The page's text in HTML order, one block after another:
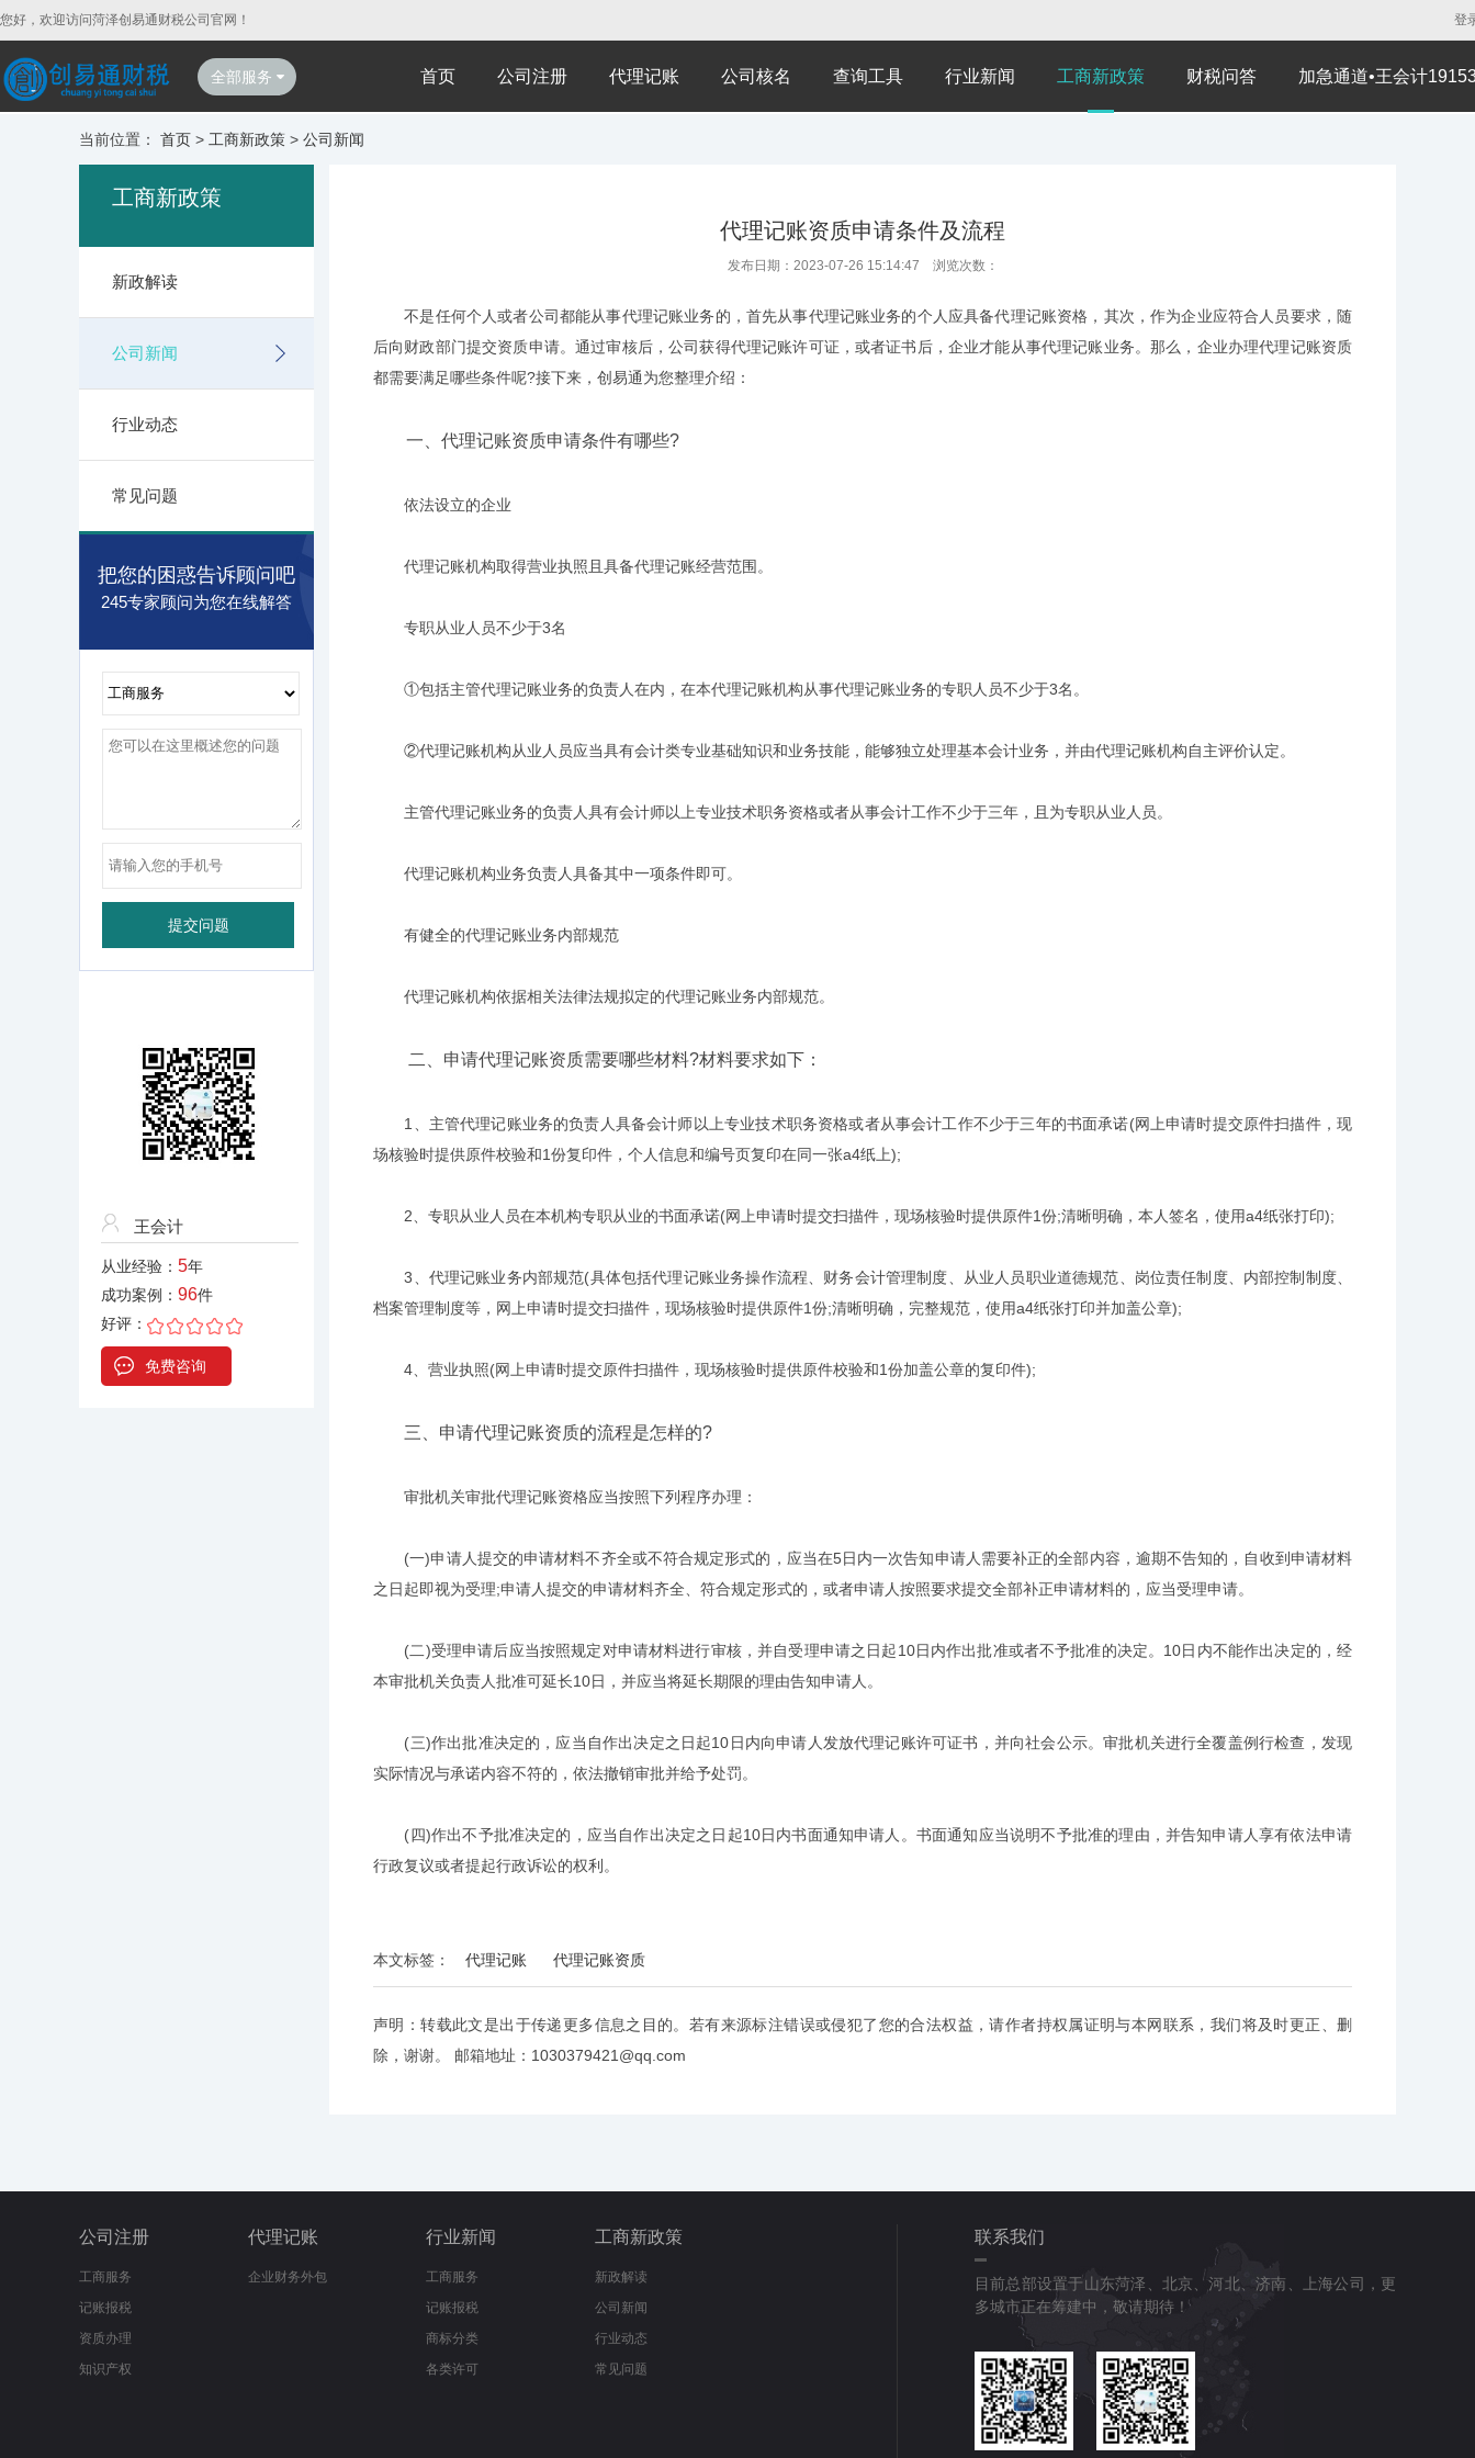
您好，欢迎访问菏泽创易通财税公司官网！ 登
全部服务 首页 公司注册 代理记账 公司核名 查询工具 行业新闻 工商新政策 财税问答 加急通道•王会计
当前位置： 首页 > 工商新政策 > 公司新闻
工商新政策
新政解读
公司新闻
行业动态
常见问题
把您的困惑告诉顾问吧
245专家顾问为您在线解答
王会计
从业经验： 5年
成功案例： 96件
好评：
免费咨询
代理记账资质申请条件及流程
发布日期：2023-07-26 15:14:47 浏览次数：
不是任何个人或者公司都能从事代理记账业务的，首先从事代理记账业务的个人应具备代理记账资格，其次，作为企业应符合人员要求，随
后向财政部门提交资质申请。通过审核后，公司获得代理记账许可证，或者证书后，企业才能从事代理记账业务。那么，企业办理代理记账资质
都需要满足哪些条件呢?接下来，创易通为您整理介绍：
一、代理记账资质申请条件有哪些?
依法设立的企业
代理记账机构取得营业执照且具备代理记账经营范围。
专职从业人员不少于3名
①包括主管代理记账业务的负责人在内，在本代理记账机构从事代理记账业务的专职人员不少于3名。
②代理记账机构从业人员应当具有会计类专业基础知识和业务技能，能够独立处理基本会计业务，并由代理记账机构自主评价认定。
主管代理记账业务的负责人具有会计师以上专业技术职务资格或者从事会计工作不少于三年，且为专职从业人员。
代理记账机构业务负责人具备其中一项条件即可。
有健全的代理记账业务内部规范
代理记账机构依据相关法律法规拟定的代理记账业务内部规范。
二、申请代理记账资质需要哪些材料?材料要求如下：
1、主管代理记账业务的负责人具备会计师以上专业技术职务资格或者从事会计工作不少于三年的书面承诺(网上申请时提交原件扫描件，现
场核验时提供原件校验和1份复印件，个人信息和编号页复印在同一张a4纸上);
2、专职从业人员在本机构专职从业的书面承诺(网上申请时提交扫描件，现场核验时提供原件1份;清晰明确，本人签名，使用a4纸张打印);
3、代理记账业务内部规范(具体包括代理记账业务操作流程、财务会计管理制度、从业人员职业道德规范、岗位责任制度、内部控制制度、
档案管理制度等，网上申请时提交扫描件，现场核验时提供原件1份;清晰明确，完整规范，使用a4纸张打印并加盖公章);
4、营业执照(网上申请时提交原件扫描件，现场核验时提供原件校验和1份加盖公章的复印件);
三、申请代理记账资质的流程是怎样的?
审批机关审批代理记账资格应当按照下列程序办理：
(一)申请人提交的申请材料不齐全或不符合规定形式的，应当在5日内一次告知申请人需要补正的全部内容，逾期不告知的，自收到申请材料
之日起即视为受理;申请人提交的申请材料齐全、符合规定形式的，或者申请人按照要求提交全部补正申请材料的，应当受理申请。
(二)受理申请后应当按照规定对申请材料进行审核，并自受理申请之日起10日内作出批准或者不予批准的决定。10日内不能作出决定的，经
本审批机关负责人批准可延长10日，并应当将延长期限的理由告知申请人。
(三)作出批准决定的，应当自作出决定之日起10日内向申请人发放代理记账许可证书，并向社会公示。审批机关进行全覆盖例行检查，发现
实际情况与承诺内容不符的，依法撤销审批并给予处罚。
(四)作出不予批准决定的，应当自作出决定之日起10日内书面通知申请人。书面通知应当说明不予批准的理由，并告知申请人享有依法申请
行政复议或者提起行政诉讼的权利。
本文标签： 代理记账 代理记账资质
声明：转载此文是出于传递更多信息之目的。若有来源标注错误或侵犯了您的合法权益，请作者持权属证明与本网联系，我们将及时更正、删
除，谢谢。 邮箱地址：1030379421@qq.com
公司注册
工商服务
记账报税
资质办理
知识产权
代理记账
企业财务外包
行业新闻
工商服务
记账报税
商标分类
各类许可
工商新政策
新政解读
公司新闻
行业动态
常见问题
联系我们
目前总部设置于山东菏泽、北京、河北、济南、上海公司，更
多城市正在筹建中，敬请期待！